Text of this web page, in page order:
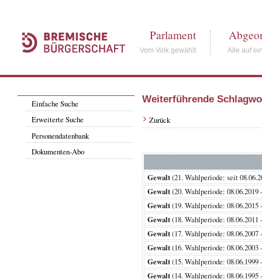
Parlament
Vom Volk gewählt Alle auf
Einfache Suche
Erweiterte Suche
Personendatenbank
Dokumenten-Abo
Weiterführende
Zurück
Gewalt(21. Wahlperiode: seit
Gewalt(20. Wahlperiode:
Gewalt(19. Wahlperiode:
Gewalt(18. Wahlperiode:
Gewalt(17. Wahlperiode:
Gewalt(16. Wahlperiode:
Gewalt(15. Wahlperiode:
Gewalt(14. Wahlperiode: